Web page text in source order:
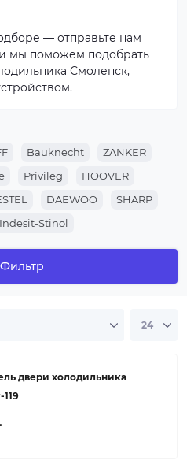
— отправьте нам
мы поможем подобрать
Смоленск,
Bauknecht
ZANKER
Privileg
HOOVER
DAEWOO
SHARP
Indesit-Stinol
Бирюса
ZANUSSI
AEG CANDY
Фильтр
двери холодильника